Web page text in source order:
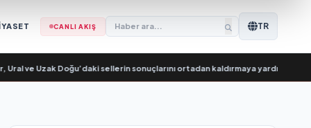
CANLI AKIŞ TR
Uzak Doğu’daki sellerin sonuçlarını ortadan kaldırmaya yardımcı oluyor